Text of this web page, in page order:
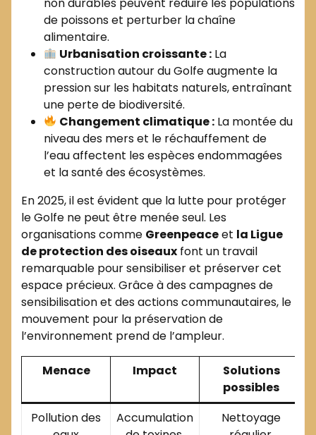
de poissons et perturber la chaîne
alimentaire.
Urbanisation croissante : La
construction autour du Golfe augmente la
pression sur les habitats naturels, entraînant
une perte de biodiversité.
Changement climatique : La montée du
niveau des mers et le réchauffement de
l’eau affectent les espèces endommagées
et la santé des écosystèmes.
En 2025, il est évident que la lutte pour protéger
le Golfe ne peut être menée seul. Les
organisations comme Greenpeaceet la Ligue
de protection des oiseaux font un travail
remarquable pour sensibiliser et préserver cet
espace précieux. Grâce à des campagnes de
sensibilisation et des actions communautaires, le
mouvement pour la préservation de
l’environnement prend de l’ampleur.
Menace Impact
Solutions
possibles
Pollution des
Accumulation
Nettoyage